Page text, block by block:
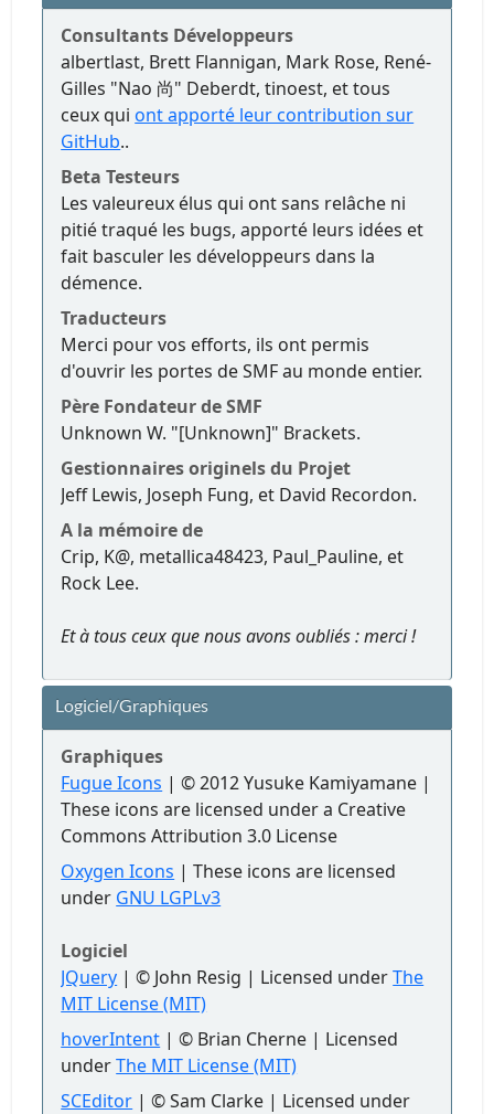
Consultants Développeurs
albertlast, Brett Flannigan, Mark Rose, René-
Gilles "Nao 尚" Deberdt, tinoest, et tous
ceux quiont apporté leur contribution sur
GitHub..
Beta Testeurs
Les valeureux élus qui ont sans relâche ni
pitié traqué les bugs, apporté leurs idées et
fait basculer les développeurs dans la
démence.
Traducteurs
Merci pour vos efforts, ils ont permis
d'ouvrir les portes de SMF au monde entier.
Père Fondateur de SMF
Unknown W. "[Unknown]" Brackets.
Gestionnaires originels du Projet
Jeff Lewis, Joseph Fung, et David Recordon.
A la mémoire de
Crip, K@, metallica48423, Paul_Pauline, et
Rock Lee.
Et à tous ceux que nous avons oubliés : merci !
Logiciel/Graphiques
Graphiques
Fugue Icons | © 2012 Yusuke Kamiyamane |
These icons are licensed under a Creative
Commons Attribution 3.0 License
Oxygen Icons | These icons are licensed
under GNU LGPLv3
Logiciel
JQuery | © John Resig | Licensed underThe
MIT License (MIT)
hoverIntent | © Brian Cherne | Licensed
underThe MIT License (MIT)
SCEditor | © Sam Clarke | Licensed under